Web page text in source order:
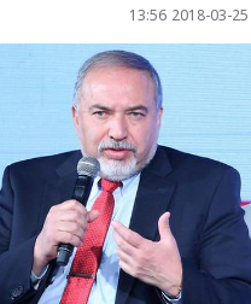
2018-03-25 13:56